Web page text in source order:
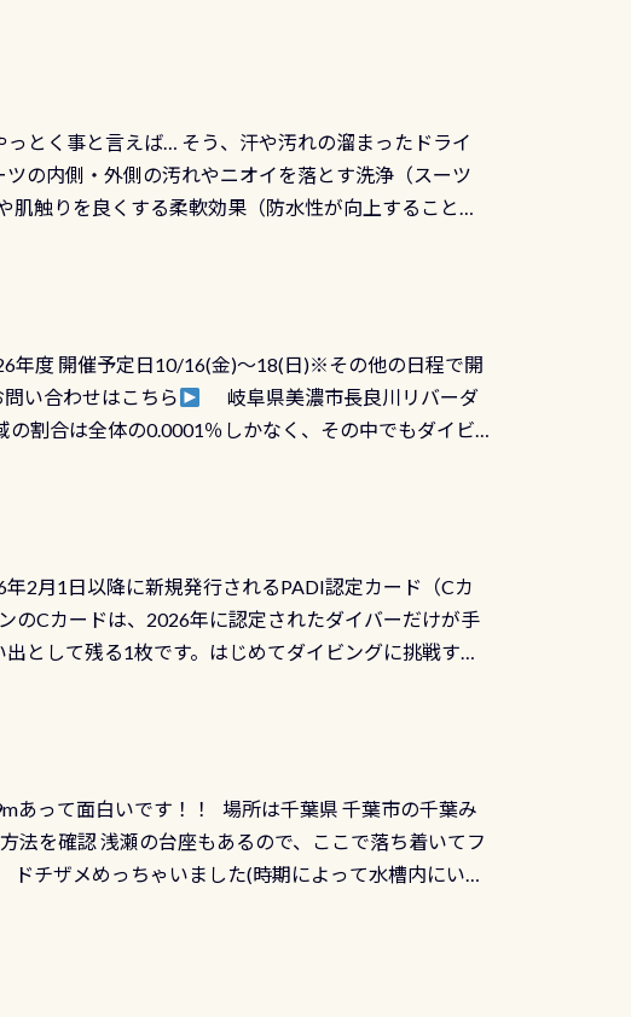
とく事と言えば… そう、汗や汚れの溜まったドライ
の内側・外側の汚れやニオイを落とす洗浄（スーツ
触りを良くする柔軟効果（防水性が向上することで
しょう！実際水につけて水検査して調べます ●給気バ
のですが、空気を送り込む「給気バルブ」のオーバ
ら、ボタンが潮噛みしてドライスーツに空気が入り
がない方はこれを機会に是非やってください！！ ●
キャンペーンを利用してみてはどうでしょうか？
、上記の水検査料5,500円がなんと無料になります！
水検査も出しましょう！そし続きを読む
年度 開催予定日10/16(金)～18(日)※その他の日程で開
い合わせはこちら
岐阜県美濃市長良川リバーダ
割合は全体の0.0001％しかなく、その中でもダイビ
日本三大清流(四万十川、柿田川)の１つに数えられ
り、美濃を経て伊勢湾に流れます1985年には環境省
で選ばれた清流です川にしては珍しく、水深が深い
エントリーエキジットは正に大自然の中でのダイビ
光景です 透明度の良い川を数百メートルドリフトす
る 長良川ダイビング最大の見どころがこの特別天然
最大の両生類です個体数が少なくかなり貴重な生物で
と言えば他には「 続きを読む
2月1日以降に新規発行されるPADI認定カード（Cカ
のCカードは、2026年に認定されたダイバーだけが手
として残る1枚です。はじめてダイビングに挑戦する
など特別プログラムの専用カードが発行されるもの
デザインカードを申し込みの方は対象外となりま
デザインとなります ダイビングは、始めた「年」も
たか」は、あとから振り返ると大切な思い出になり
してみてくださいね 毎月60名様、年間720名様に
あって面白いです！！ 場所は千葉県 千葉市の千葉み
を確認 浅瀬の台座もあるので、ここで落ち着いてフ
チザメめっちゃいました(時期によって水槽内にいる
記念撮影も出来ますよ スキンダイビングでも参加